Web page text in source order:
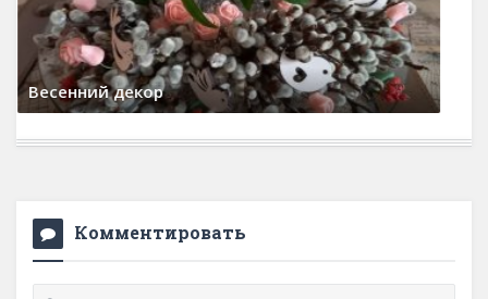
Морковные Кексы
Комментировать